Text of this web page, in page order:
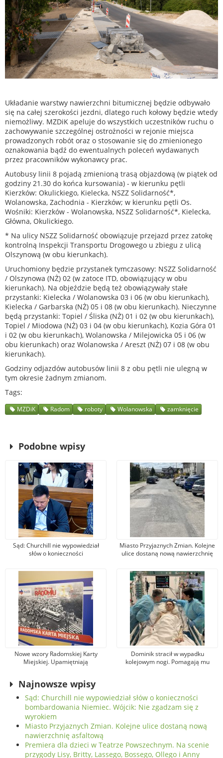
Układanie warstwy nawierzchni bitumicznej będzie odbywało
się na całej szerokości jezdni, dlatego ruch kołowy będzie wtedy
niemożliwy. MZDiK apeluje do wszystkich uczestników ruchu o
zachowywanie szczególnej ostrożności w rejonie miejsca
prowadzonych robót oraz o stosowanie się do zmienionego
oznakowania bądź do ewentualnych poleceń wydawanych
przez pracowników wykonawcy prac.
Autobusy linii 8 pojadą zmienioną trasą objazdową (w piątek od
godziny 21.30 do końca kursowania) - w kierunku pętli
Kierzków: Okulickiego, Kielecka, NSZZ Solidarność*,
Wolanowska, Zachodnia - Kierzków; w kierunku pętli Os.
Wośniki: Kierzków - Wolanowska, NSZZ Solidarność*, Kielecka,
Główna, Okulickiego.
* Na ulicy NSZZ Solidarność obowiązuje przejazd przez zatokę
kontrolną Inspekcji Transportu Drogowego u zbiegu z ulicą
Olszynową (w obu kierunkach).
Uruchomiony będzie przystanek tymczasowy: NSZZ Solidarność
/ Olszynowa (NŻ) 02 (w zatoce ITD, obowiązujący w obu
kierunkach). Na objeździe będą też obowiązywały stałe
przystanki: Kielecka / Wolanowska 03 i 06 (w obu kierunkach),
Kielecka / Garbarska (NŻ) 05 i 08 (w obu kierunkach). Nieczynne
będą przystanki: Topiel / Śliska (NŻ) 01 i 02 (w obu kierunkach),
Topiel / Miodowa (NŻ) 03 i 04 (w obu kierunkach), Kozia Góra 01
i 02 (w obu kierunkach), Wolanowska / Milejowicka 05 i 06 (w
obu kierunkach) oraz Wolanowska / Areszt (NŻ) 07 i 08 (w obu
kierunkach).
Godziny odjazdów autobusów linii 8 z obu pętli nie ulegną w
tym okresie żadnym zmianom.
Tags
MZDiK Radom roboty Wolanowska zamknięcie
Podobne wpisy
Sąd: Churchill nie wypowiedział
słów o konieczności
Nie zgadzam się z wyrokiem
Miasto Przyjaznych Zmian. Kolejne
ulice dostaną nową nawierzchnię
Nowe wzory Radomskiej Karty
Miejskiej. Upamiętniają
Dominik stracił w wypadku
kolejowym nogi. Pomagają mu
Najnowsze wpisy
Sąd: Churchill nie wypowiedział słów o konieczności
bombardowania Niemiec. Wójcik: Nie zgadzam się z
wyrokiem
Miasto Przyjaznych Zmian. Kolejne ulice dostaną nową
nawierzchnię asfaltową
Premiera dla dzieci w Teatrze Powszechnym. Na scenie
przygody Lisy, Britty, Lassego, Bossego, Ollego i Anny